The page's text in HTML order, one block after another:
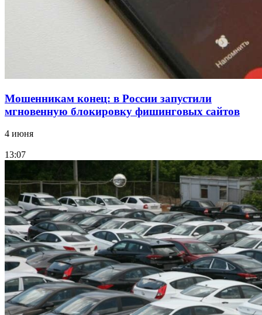
парке прошёл фестиваль „Арбузный переполох“
Мошенникам конец: в России запустили
мгновенную блокировку фишинговых сайтов
4 июня
13:07